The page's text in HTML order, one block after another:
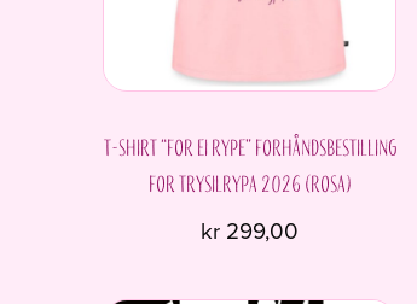
T-shirt “For ei rype” Forhåndsbestilling
for Trysilrypa 2026 (ROSA)
kr 299,00